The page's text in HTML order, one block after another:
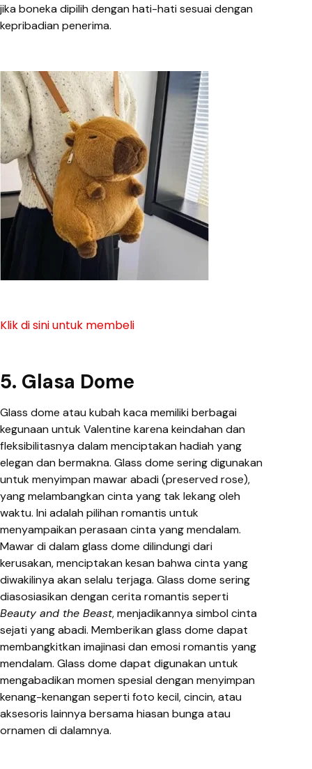
jika boneka dipilih dengan hati-hati sesuai dengan
kepribadian penerima.
Klik di sini untuk membeli
5. Glasa Dome
Glass dome atau kubah kaca memiliki berbagai
kegunaan untuk Valentine karena keindahan dan
fleksibilitasnya dalam menciptakan hadiah yang
elegan dan bermakna. Glass dome sering digunakan
untuk menyimpan mawar abadi (preserved rose),
yang melambangkan cinta yang tak lekang oleh
waktu. Ini adalah pilihan romantis untuk
menyampaikan perasaan cinta yang mendalam.
Mawar di dalam glass dome dilindungi dari
kerusakan, menciptakan kesan bahwa cinta yang
diwakilinya akan selalu terjaga. Glass dome sering
diasosiasikan dengan cerita romantis seperti
Beauty and the Beast, menjadikannya simbol cinta
sejati yang abadi. Memberikan glass dome dapat
membangkitkan imajinasi dan emosi romantis yang
mendalam. Glass dome dapat digunakan untuk
mengabadikan momen spesial dengan menyimpan
kenang-kenangan seperti foto kecil, cincin, atau
aksesoris lainnya bersama hiasan bunga atau
ornamen di dalamnya.